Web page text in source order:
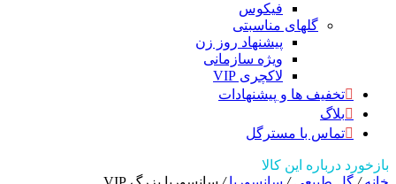
فیکوس
گلهای مناسبتی
پیشنهاد روز زن
ویژه سازمانی
لاکچری VIP
تخفیف ها و پیشنهادات
بلاگ
تماس با مسترگل
بازخورد درباره این کالا